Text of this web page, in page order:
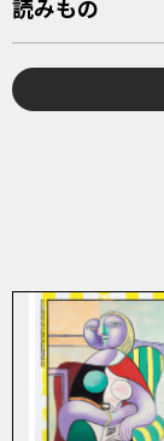
読みもの